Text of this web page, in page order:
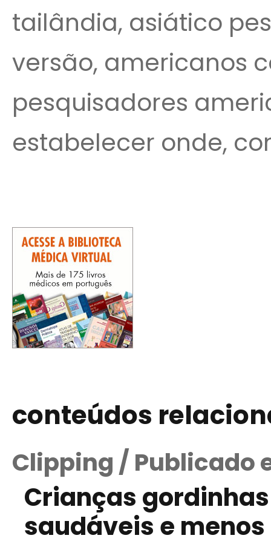
tailândia, asiático
versão, americanos
pesquisadores
estabelecer onde,
conteúdos
Clipping / Publicado
Crianças
saudáveis e